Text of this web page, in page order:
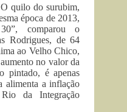
quilo do surubim,
época de 2013,
comparou o
Rodrigues, de 64
ao Velho Chico,
no valor da
pintado, é apenas
alimenta a inflação
da Integração